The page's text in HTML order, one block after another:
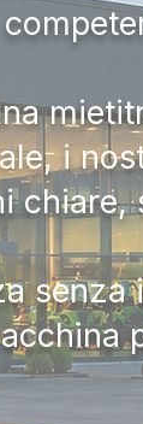
i
chiare,
senza